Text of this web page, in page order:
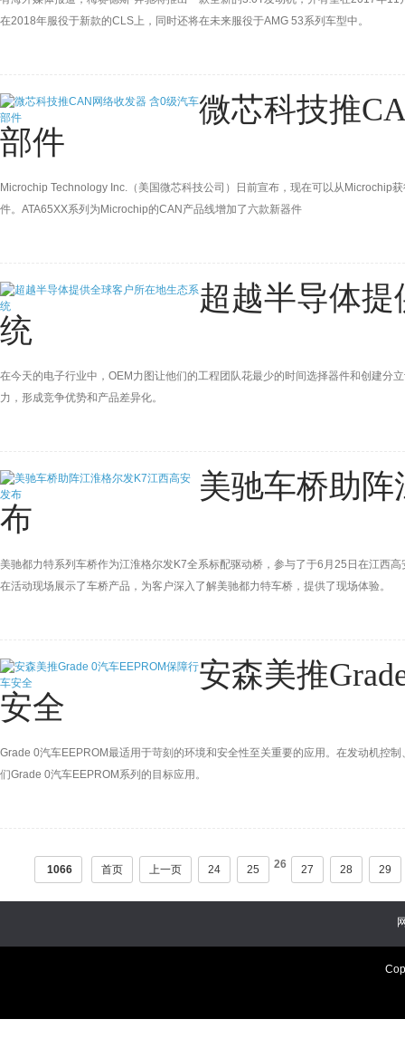
在2018年服役于新款的CLS上，同时还将在未来服役于AMG 53系列车型中。
微芯科技推
部件
Microchip Technology Inc.（美国微芯科技公司）日前宣布，现在可以从Microchip
件。ATA65XX系列为Microchip的CAN产品线增加了六款新器件
超越半导体
统
在今天的电子行业中，OEM力图让他们的工程团队花最少的时间选择器件和创建分
力，形成竞争优势和产品差异化。
美驰车桥助
布
美驰都力特系列车桥作为江淮格尔发K7全系标配驱动桥，参与了于6月25日在江西
在活动现场展示了车桥产品，为客户深入了解美驰都力特车桥，提供了现场体验。
安森美推
安全
Grade 0汽车EEPROM最适用于苛刻的环境和安全性至关重要的应用。在发动机控
们Grade 0汽车EEPROM系列的目标应用。
1066 首页 上一页 24 25 26 27 28 29